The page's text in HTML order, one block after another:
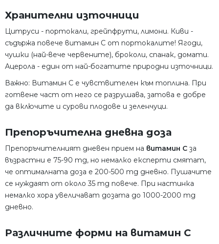
Хранителни източници
Цитруси - портокали, грейпфрути, лимони. Киви -
съдържа повече витамин C от портокалите! Ягоди,
чушки (най-вече червените), броколи, спанак, домати.
Ацерола - един от най-богатите природни източници.
Важно: Витамин C е чувствителен към топлина. При
готвене част от него се разрушава, затова е добре
да включите и сурови плодове и зеленчуци.
Препоръчителна дневна доза
Препоръчителният дневен прием на витамин C за
възрастни е 75-90 mg, но немалко експерти смятат,
че оптималната доза е 200-500 mg дневно. Пушачите
се нуждаят от около 35 mg повече. При настинка
немалко хора увеличават дозата до 1000-2000 mg
дневно.
Различните форми на витамин C